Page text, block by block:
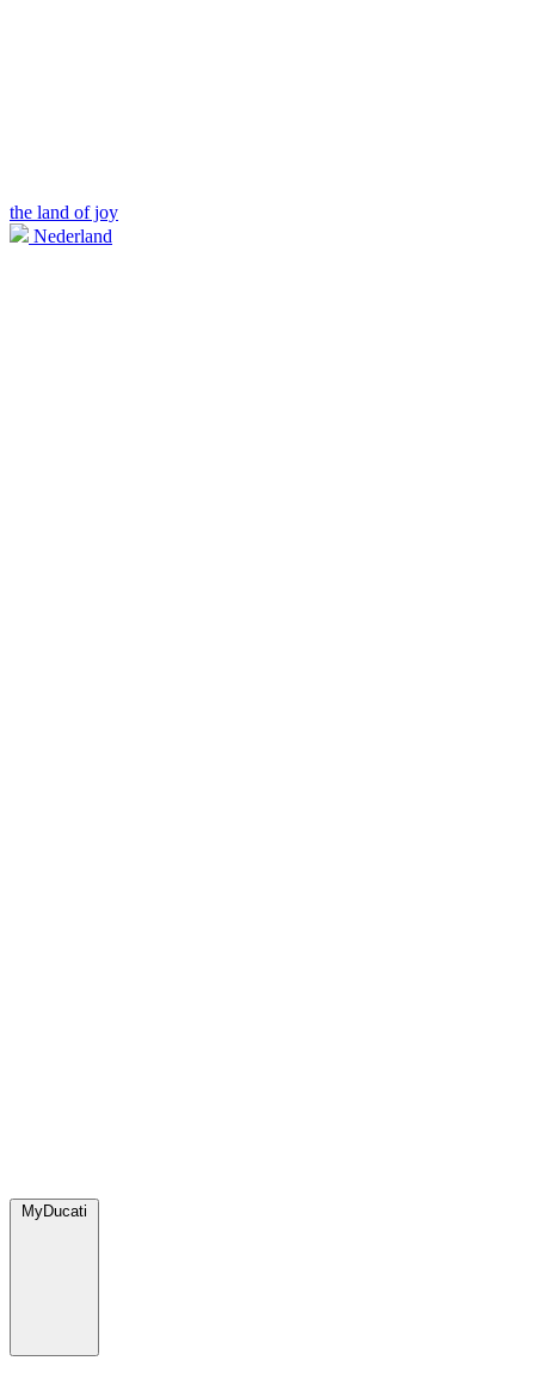
the land of joy
Nederland
MyDucati